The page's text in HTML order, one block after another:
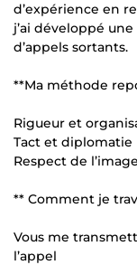
d’expérience en
j’ai développé
d’appels sortants.
**Ma méthode
Rigueur et
Tact et diplomatie
Respect de
** Comment je
Vous me
l’appel